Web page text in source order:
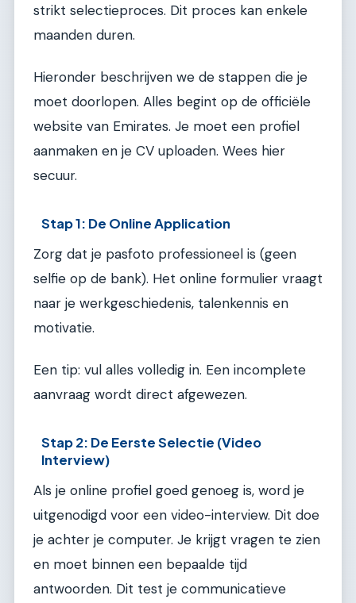
strikt selectieproces. Dit proces kan enkele
maanden duren.
Hieronder beschrijven we de stappen die je
moet doorlopen. Alles begint op de officiële
website van Emirates. Je moet een profiel
aanmaken en je CV uploaden. Wees hier
secuur.
Stap 1: De Online Application
Zorg dat je pasfoto professioneel is (geen
selfie op de bank). Het online formulier vraagt
naar je werkgeschiedenis, talenkennis en
motivatie.
Een tip: vul alles volledig in. Een incomplete
aanvraag wordt direct afgewezen.
Stap 2: De Eerste Selectie (Video
Interview)
Als je online profiel goed genoeg is, word je
uitgenodigd voor een video-interview. Dit doe
je achter je computer. Je krijgt vragen te zien
en moet binnen een bepaalde tijd
antwoorden. Dit test je communicatieve